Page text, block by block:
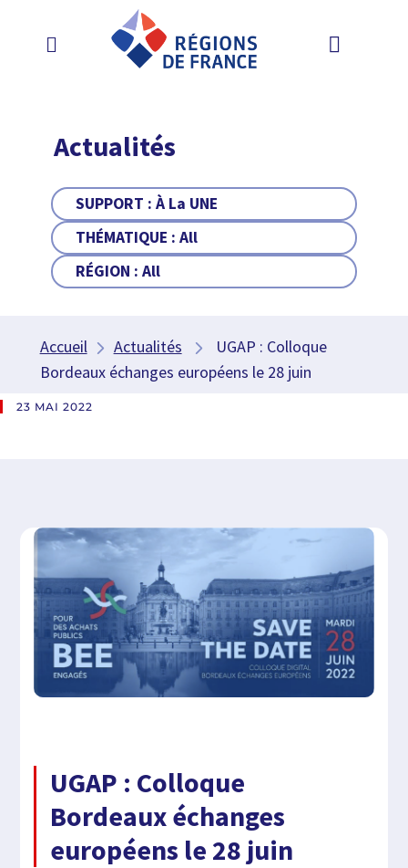
Actualités
SUPPORT :À La UNE
THÉMATIQUE :All
RÉGION :All
Accueil Actualités
UGAP : Colloque
Bordeaux échanges européens le 28 juin
23 MAI 2022
UGAP : Colloque
Bordeaux échanges
européens le 28 juin